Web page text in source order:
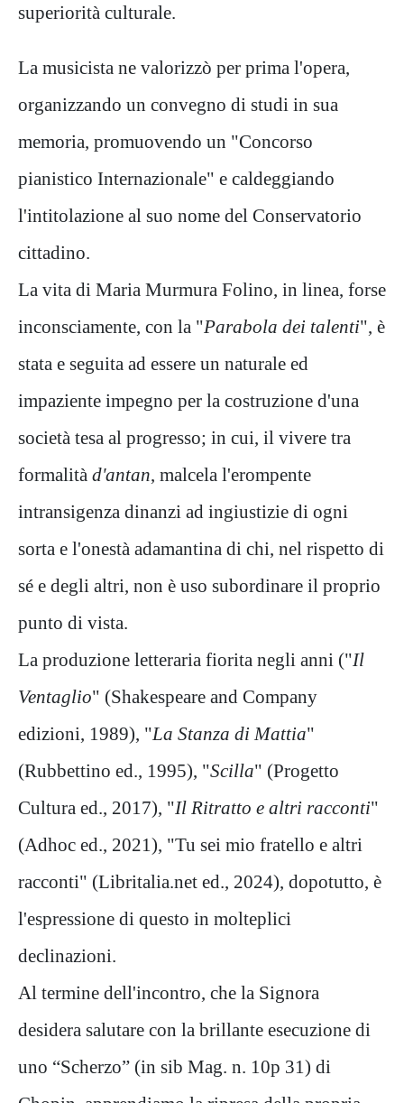
superiorità culturale.
La musicista ne valorizzò per prima l'opera,
organizzando un convegno di studi in sua
memoria, promuovendo un "Concorso
pianistico Internazionale" e caldeggiando
l'intitolazione al suo nome del Conservatorio
cittadino.
La vita di Maria Murmura Folino, in linea, forse
inconsciamente, con la "Parabola dei talenti", è
stata e seguita ad essere un naturale ed
impaziente impegno per la costruzione d'una
società tesa al progresso; in cui, il vivere tra
formalità d'antan, malcela l'erompente
intransigenza dinanzi ad ingiustizie di ogni
sorta e l'onestà adamantina di chi, nel rispetto di
sé e degli altri, non è uso subordinare il proprio
punto di vista.
La produzione letteraria fiorita negli anni ("Il
Ventaglio" (Shakespeare and Company
edizioni, 1989), "La Stanza di Mattia"
(Rubbettino ed., 1995), "Scilla" (Progetto
Cultura ed., 2017), "Il Ritratto e altri racconti"
(Adhoc ed., 2021), "Tu sei mio fratello e altri
racconti" (Libritalia.net ed., 2024), dopotutto, è
l'espressione di questo in molteplici
declinazioni.
Al termine dell'incontro, che la Signora
desidera salutare con la brillante esecuzione di
uno “Scherzo” (in sib Mag. n. 10p 31) di